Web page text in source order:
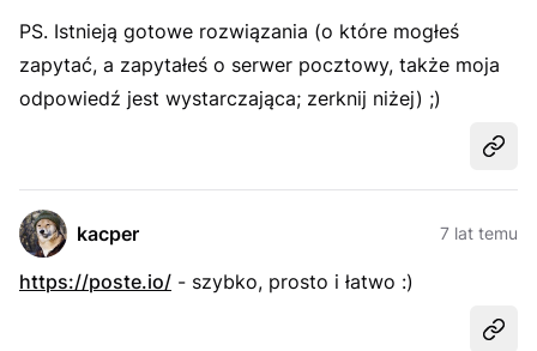
PS. Istnieją gotowe rozwiązania (o które mogłeś
zapytać, a zapytałeś o serwer pocztowy, także moja
odpowiedź jest wystarczająca; zerknij niżej) ;)
kacper 7 lat temu
https://poste.io/ - szybko, prosto i łatwo :)